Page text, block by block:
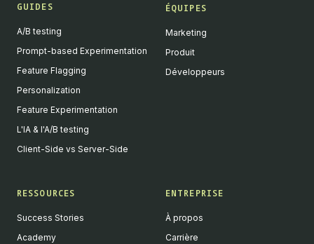
GUIDES
A/B testing
Prompt-based Experimentation
Feature Flagging
Personalization
Feature Experimentation
L'IA & l'A/B testing
Client-Side vs Server-Side
ÉQUIPES
Marketing
Produit
Développeurs
RESSOURCES
Success Stories
Academy
ENTREPRISE
À propos
Carrière